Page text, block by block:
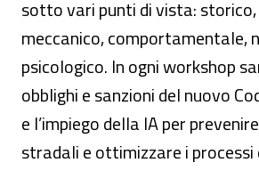
sotto vari punti di vista:
meccanico, comportamentale,
psicologico. In ogni workshop
obblighi e sanzioni del nuovo
e l’impiego della IA per
stradali e ottimizzare i processi